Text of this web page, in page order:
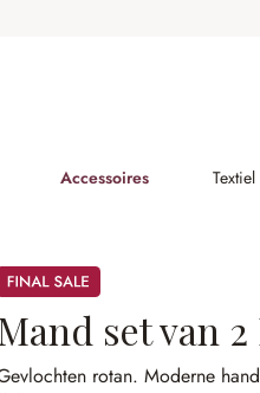
Accessoires Textiel
set van
rotan.Moderne